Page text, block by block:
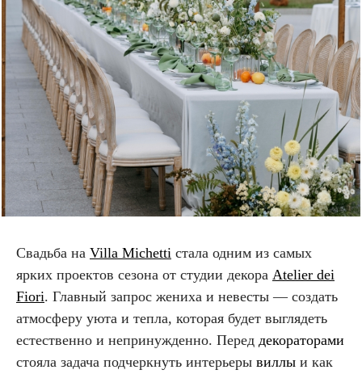
Свадьба на Villa Michetti стала одним из самых
ярких проектов сезона от студии декора Atelier dei
Fiori. Главный запрос жениха и невесты — создать
атмосферу уюта и тепла, которая будет выглядеть
естественно и непринужденно. Перед декораторами
стояла задача подчеркнуть интерьеры виллы и как